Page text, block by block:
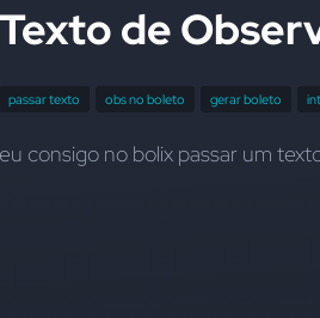
Texto de
passar texto obs no boleto gerar boleto
eu consigo no bolix passar um